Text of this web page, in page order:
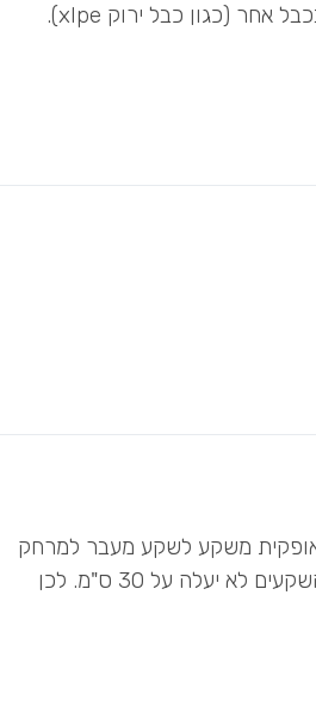
קבועה (משקע לשקע על הטיח בתעלה או בחציבה) אסורה ויש להשתמש בכבל אחר (כגון כבל ירוק xlpe).
משקע לשקע מעבר למרחק
30 ס"מ. ז"א שמותר להסתעף משקע אחד לשני כאשר המרחק בין מרכזי השקעים לא יעלה על 30 ס"מ. לכן